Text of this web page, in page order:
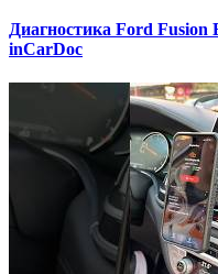
Диагностика Ford
inCarDoc